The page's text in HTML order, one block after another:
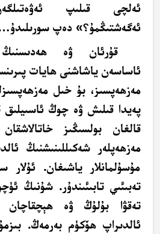
ئەلچى قىلىپ
ئەگەشتىڭمۇ؟» دەپ
قۇرئان ۋە ھەدىسنىڭ
ئاساسەن ياشاشنى ھايات
مەزھەپسىز، بۇ خىل
پەيدا قىلىش ۋە چوڭ
قالغان بولسىڭىز
مەزھەپلەر شەكىللىنىشنىڭ
مۇسۇلمانلار ياشىغان. ئۇلار
تەبىئىيتابىئىندۇر. شۇنىڭ
تەقۋا بۇلۇڭ ۋە ھېچقاچان
ئالدىراپ ھۆكۈم بەرمەڭ.